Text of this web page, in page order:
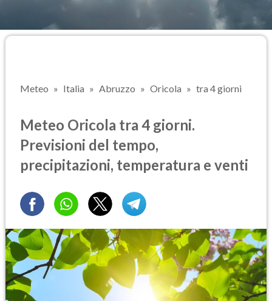
Meteo Italia Abruzzo Oricola tra 4 giorni
Meteo Oricola tra 4 giorni.
Previsioni del tempo,
precipitazioni, temperatura e venti